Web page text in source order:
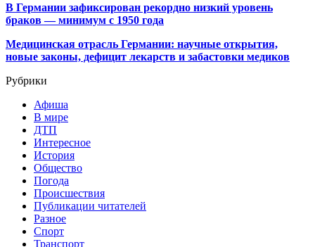
В Германии зафиксирован рекордно низкий уровень
браков — минимум с 1950 года
Медицинская отрасль Германии: научные открытия,
новые законы, дефицит лекарств и забастовки медиков
Рубрики
Афиша
В мире
ДТП
Интересное
История
Общество
Погода
Происшествия
Публикации читателей
Разное
Спорт
Транспорт